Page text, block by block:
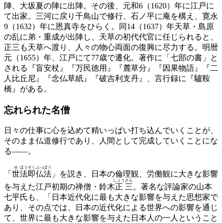
陣、大坂夏の陣に出陣。その後、元和6（1620）年に江戸に
て出家。三河に戻り千鳥山で修行、石ノ平に庵を構え、寛永
9（1632）年に恩真寺をひらく。同14（1637）年天草・島原
の乱に弟・重成が出陣し、天草の初代代官に任じられると、
正三も天草へ渡り、人々の物心両面の復興に尽力する。明暦
元（1655）年、江戸にて77歳で遷化。著作に「七部の書」と
される『盲安杖』『万民徳用』『麓草分』『因果物語』『二
人比丘尼』『念仏草紙』『破吉利支丹』、言行録に『驢鞍
橋』がある。
忘れられた名僧
日々の仕事に心を込めて精いっぱい打ち込んでいくことが、
そのまま仏道修行であり、人間として完成していくことにな
る――。
「 世
せ
法
ほう
即
そく
仏
ぶっ
法
ぽう
」を説き、日本の倫理観、労働観に大きな影響
を与えた江戸初期の禅僧・鈴木正
しょう
三
さん
。著名な評論家の山本
七平氏も、「日本近代化に最も大きな影響を与えた思想家で
あり、その点では、日本の近代化による世界への影響を通じ
て、世界に最も大きな影響を与えた日本人の一人ということ